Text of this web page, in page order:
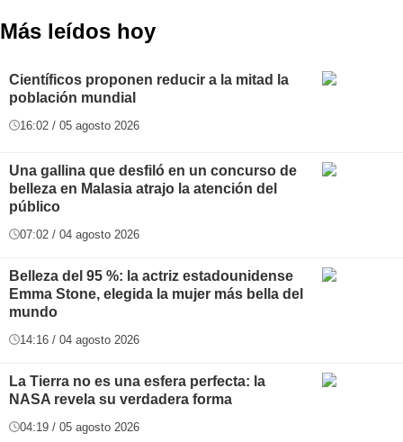
Más leídos hoy
Científicos proponen reducir a la mitad la
población mundial
16:02 / 05 agosto 2026
Una gallina que desfiló en un concurso de
belleza en Malasia atrajo la atención del
público
07:02 / 04 agosto 2026
Belleza del 95 %: la actriz estadounidense
Emma Stone, elegida la mujer más bella del
mundo
14:16 / 04 agosto 2026
La Tierra no es una esfera perfecta: la
NASA revela su verdadera forma
04:19 / 05 agosto 2026